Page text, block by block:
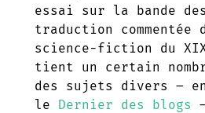
essai sur la bande
traduction commentée
science-fiction du
tient un certain
des sujets divers –
le Dernier des blogs